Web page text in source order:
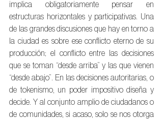
implica obligatoriamente pensar en
estructuras horizontales y participativas. Una
de las grandes discusiones que hay en torno a
la ciudad es sobre ese conflicto eterno de su
producción; el conflicto entre las decisiones
que se toman “desde arriba” y las que vienen
“desde abajo”. En las decisiones autoritarias, o
de tokenismo, un poder impositivo diseña y
decide. Y al conjunto amplio de ciudadanos o
de comunidades, si acaso, solo se nos otorga